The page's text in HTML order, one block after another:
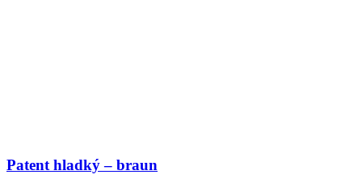
Patent hladký – braun